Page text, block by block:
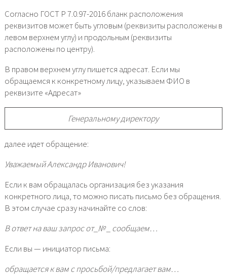
Согласно ГОСТ Р 7.0.97-2016 бланк расположения
реквизитов может быть угловым (реквизиты расположены в
левом верхнем углу) и продольным (реквизиты
расположены по центру).
В правом верхнем углу пишется адресат. Если мы
обращаемся к конкретному лицу, указываем ФИО в
реквизите «Адресат»
Генеральному директору
далее идет обращение:
Уважаемый Александр Иванович!
Если к вам обращалась организация без указания
конкретного лица, то можно писать письмо без обращения.
В этом случае сразу начинайте со слов:
В ответ на ваш запрос от_№ _ сообщаем…
Если вы — инициатор письма:
обращается к вам с просьбой/предлагает вам…